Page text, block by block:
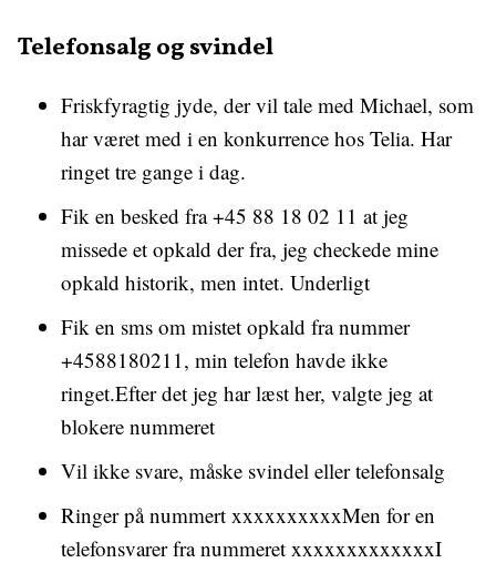
Telefonsalg og svindel
Friskfyragtig jyde, der vil tale med Michael, som
har været med i en konkurrence hos Telia. Har
ringet tre gange i dag.
Fik en besked fra +45 88 18 02 11 at jeg
missede et opkald der fra, jeg checkede mine
opkald historik, men intet. Underligt
Fik en sms om mistet opkald fra nummer
+4588180211, min telefon havde ikke
ringet.Efter det jeg har læst her, valgte jeg at
blokere nummeret
Vil ikke svare, måske svindel eller telefonsalg
Ringer på nummert xxxxxxxxxxMen for en
telefonsvarer fra nummeret xxxxxxxxxxxxxI